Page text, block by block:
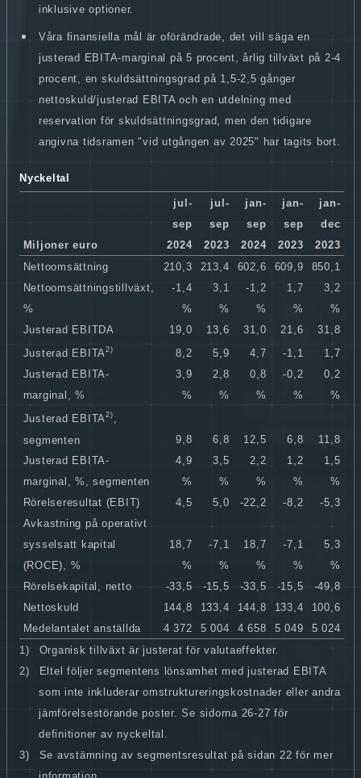
inklusive optioner.
Våra finansiella mål är oförändrade, det vill säga en
justerad EBITA-marginal på 5 procent, årlig tillväxt på 2-4
procent, en skuldsättningsgrad på 1,5-2,5 gånger
nettoskuld/justerad EBITA och en utdelning med
reservation för skuldsättningsgrad, men den tidigare
angivna tidsramen "vid utgången av 2025" har tagits bort.
Nyckeltal
Miljoner euro
jul-
sep
2024
jul-
sep
2023
jan-
sep
2024
jan-
sep
2023
jan-
dec
2023
Nettoomsättning
210,3 213,4 602,6 609,9
850,1
Nettoomsättningstillväxt,
%
-1,4
%
3,1
%
-1,2
%
1,7
%
3,2
%
Justerad EBITDA
19,0 13,6 31,0 21,6
31,8
Justerad EBITA2) 8,2 5,9 4,7 -1,1
1,7
Justerad EBITA-
marginal, %
3,9
%
2,8
%
0,8
%
-0,2
%
0,2
%
Justerad EBITA2) ,
segmenten
9,8 6,8 12,5 6,8
11,8
Justerad EBITA-
marginal, %, segmenten
4,9
%
3,5
%
2,2
%
1,2
%
1,5
%
Rörelseresultat (EBIT)
4,5 5,0 -22,2 -8,2
-5,3
Avkastning på operativt
sysselsatt kapital
(ROCE), %
18,7
%
-7,1
%
18,7
%
-7,1
%
5,3
%
Rörelsekapital, netto
-33,5 -15,5 -33,5 -15,5
-49,8
Nettoskuld
144,8 133,4 144,8 133,4
100,6
Medelantalet anställda
4 372 5 004 4 658 5 049
5 024
1)
Organisk tillväxt är justerat för valutaeffekter.
2)
Eltel följer segmentens lönsamhet med justerad EBITA
som inte inkluderar omstruktureringskostnader eller andra
jämförelsestörande poster. Se sidorna 26-27 för
definitioner av nyckeltal.
3)
Se avstämning av segmentsresultat på sidan 22 för mer